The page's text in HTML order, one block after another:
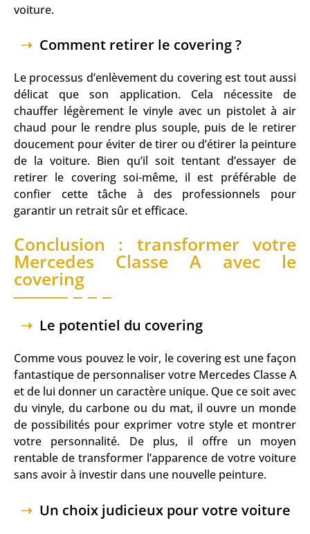
voiture.
Comment retirer le covering ?
Le processus d’enlèvement du covering est tout aussi
délicat que son application. Cela nécessite de
chauffer légèrement le vinyle avec un pistolet à air
chaud pour le rendre plus souple, puis de le retirer
doucement pour éviter de tirer ou d’étirer la peinture
de la voiture. Bien qu’il soit tentant d’essayer de
retirer le covering soi-même, il est préférable de
confier cette tâche à des professionnels pour
garantir un retrait sûr et efficace.
Conclusion : transformer votre
Mercedes Classe A avec le
covering
Le potentiel du covering
Comme vous pouvez le voir, le covering est une façon
fantastique de personnaliser votre Mercedes Classe A
et de lui donner un caractère unique. Que ce soit avec
du vinyle, du carbone ou du mat, il ouvre un monde
de possibilités pour exprimer votre style et montrer
votre personnalité. De plus, il offre un moyen
rentable de transformer l’apparence de votre voiture
sans avoir à investir dans une nouvelle peinture.
Un choix judicieux pour votre voiture